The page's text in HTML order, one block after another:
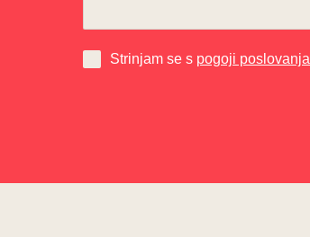
Strinjam se s pogoji poslovanja